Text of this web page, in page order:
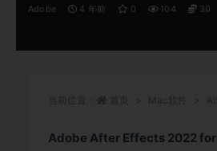
Adobe 4 年前 0 104 30
Adobe After Effects 2022